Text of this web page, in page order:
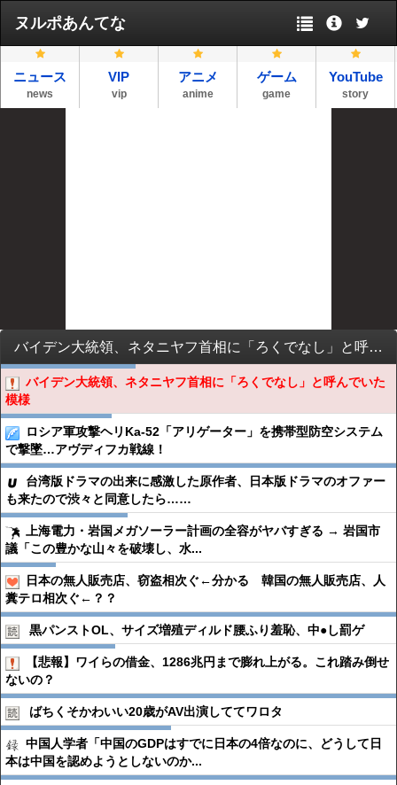
ヌルポあんてな
ニュース
news
VIP
vip
アニメ
anime
ゲーム
game
YouTube
story
バイデン大統領、ネタニヤフ首相に「ろくでなし」と呼んでいた模様
バイデン大統領、ネタニヤフ首相に「ろくでなし」と呼んでいた
模様
ロシア軍攻撃ヘリKa-52「アリゲーター」を携帯型防空システム
で撃墜…アヴディフカ戦線！
台湾版ドラマの出来に感激した原作者、日本版ドラマのオファー
も来たので渋々と同意したら……
上海電力・岩国メガソーラー計画の全容がヤバすぎる → 岩国市
議「この豊かな山々を破壊し、水...
日本の無人販売店、窃盗相次ぐ←分かる 韓国の無人販売店、人
糞テロ相次ぐ←？？
黒パンストOL、サイズ増殖ディルド腰ふり羞恥、中●︎し罰ゲ
【悲報】ワイらの借金、1286兆円まで膨れ上がる。これ踏み倒せ
ないの？
ばちくそかわいい20歳がAV出演しててワロタ
中国人学者「中国のGDPはすでに日本の4倍なのに、どうして日
本は中国を認めようとしないのか...